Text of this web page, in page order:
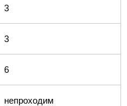
3
3
6
непроходим